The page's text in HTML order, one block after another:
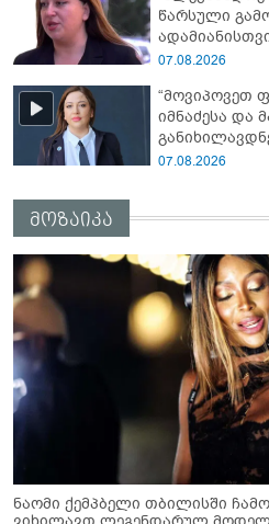
საქმის
წარსული
მიწოდება,
პროკურორი
07.08.2026
“მოვიპოვეთ
იმნაძესა და
გაბაშვილმა
07.08.2026
მოზაიკა
ნაომი ქემპბელი თბილისში